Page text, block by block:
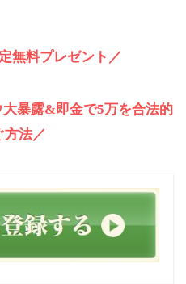
無料プレゼント／
暴露&即金で5万を合法的
方法／